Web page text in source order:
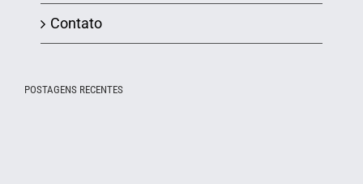
Contato
POSTAGENS RECENTES